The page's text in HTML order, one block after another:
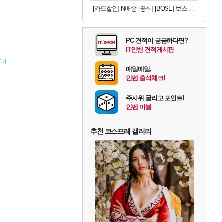
!
[카드할인] N배송 [공식] [BOSE] 보스 QC 울트라 헤드폰 2세대 블랙
PC 견적이 궁금하다면?
IT인벤 견적게시판
매일매일,
인벤 출석체크!
주사위 굴리고 포인트!
인벤 마블
추천 코스프레 갤러리